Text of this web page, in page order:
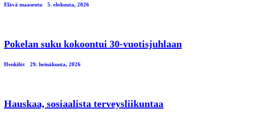
Elävä maaseutu 5. elokuuta, 2026
Pokelan suku kokoontui 30-vuotisjuhlaan
Henkilöt 29. heinäkuuta, 2026
Hauskaa, sosiaalista terveysliikuntaa